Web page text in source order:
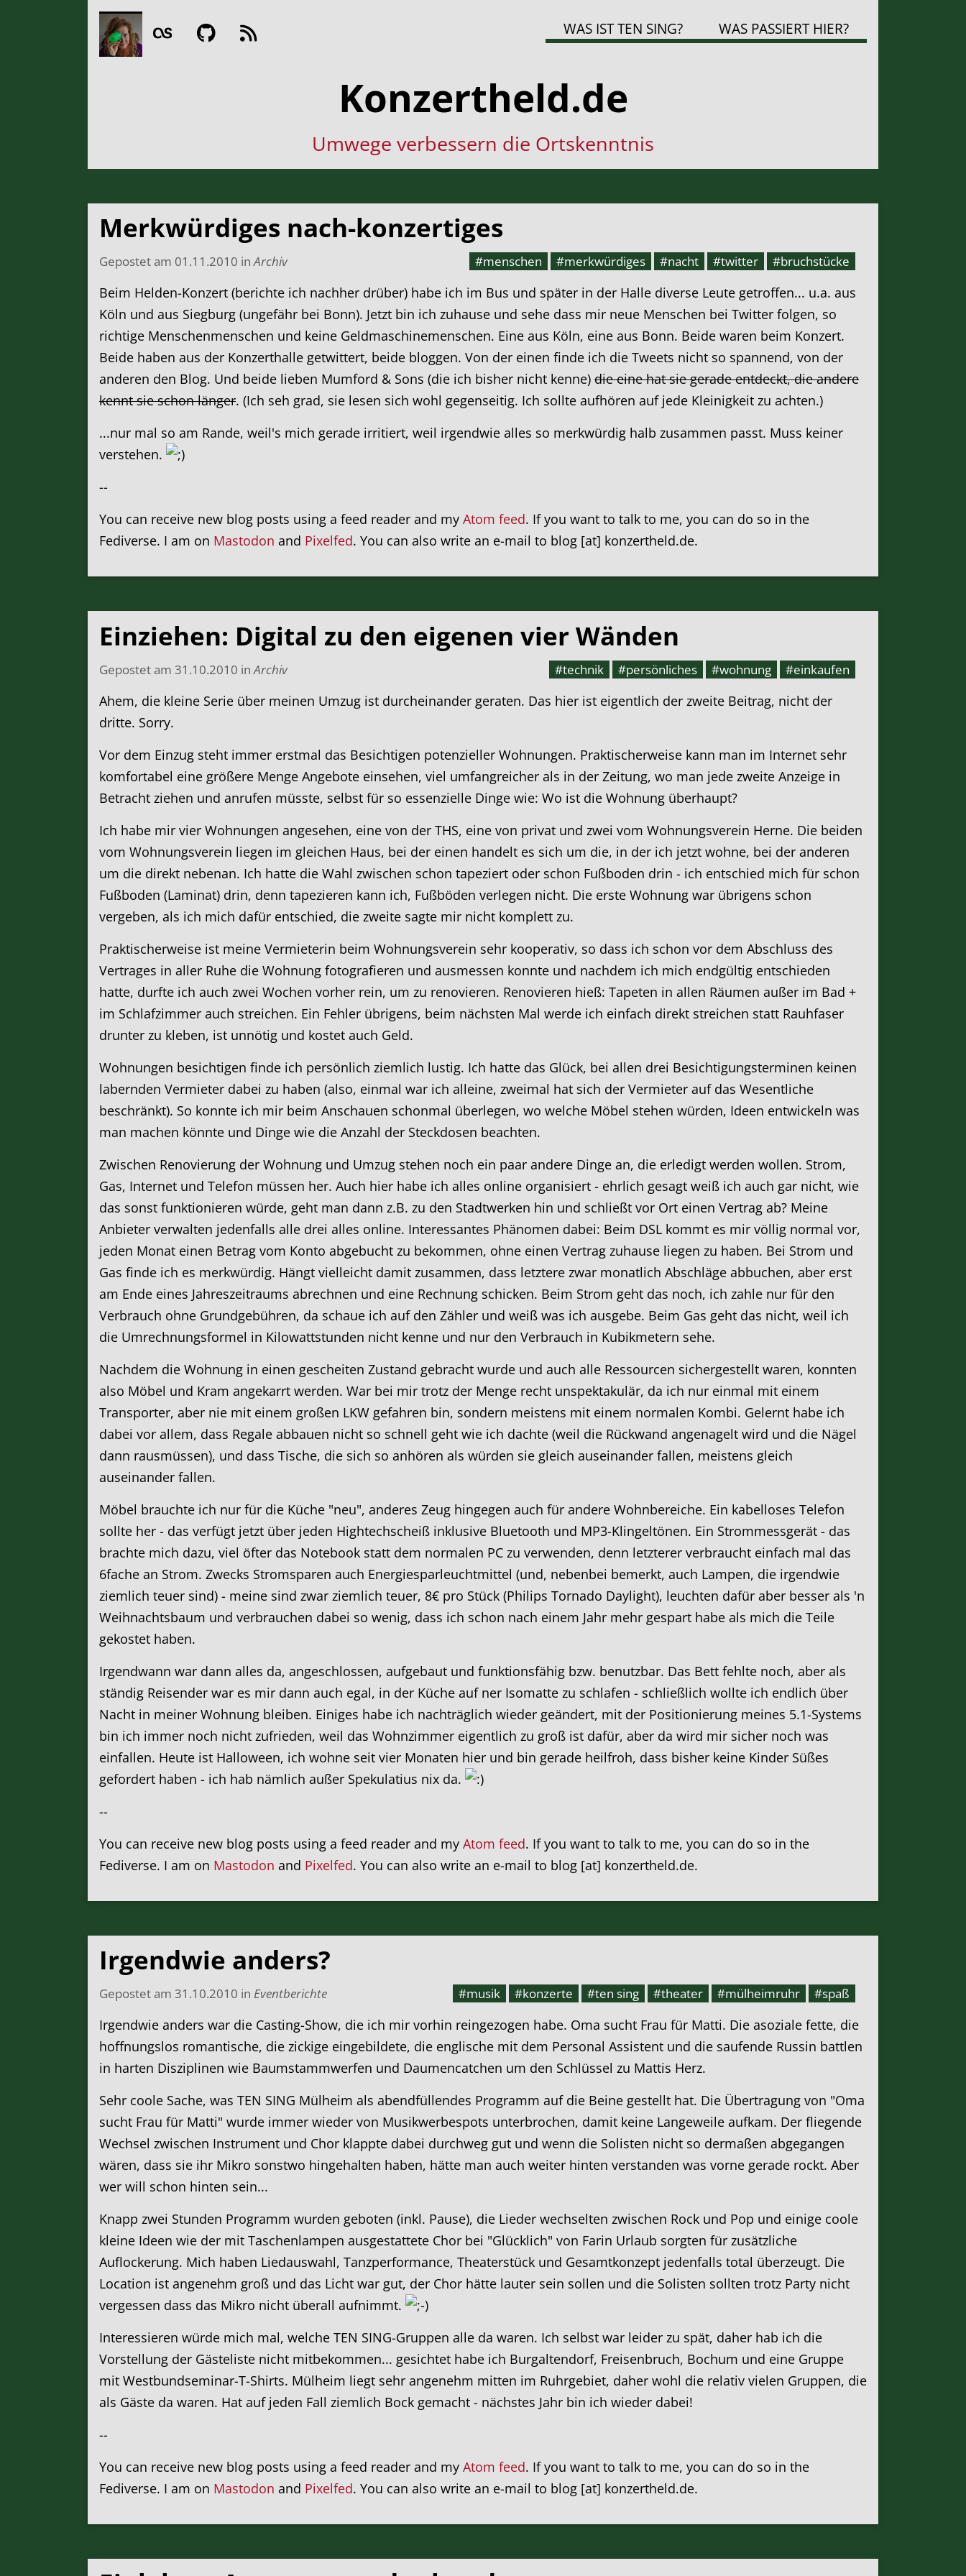
WAS IST TEN SING? WAS PASSIERT HIER?
Konzertheld.de
Umwege verbessern die Ortskenntnis
Merkwürdiges nach-konzertiges
Gepostet am 01.11.2010 inArchiv #menschen #merkwürdiges #nacht #twitter
#bruchstücke
Beim Helden-Konzert (berichte ich nachher drüber) habe ich im Bus und später in der Halle diverse Leute getroffen... u.a. aus
Köln und aus Siegburg (ungefähr bei Bonn). Jetzt bin ich zuhause und sehe dass mir neue Menschen bei Twitter folgen, so
richtige Menschenmenschen und keine Geldmaschinemenschen. Eine aus Köln, eine aus Bonn. Beide waren beim Konzert.
Beide haben aus der Konzerthalle getwittert, beide bloggen. Von der einen finde ich die Tweets nicht so spannend, von der
anderen den Blog. Und beide lieben Mumford & Sons (die ich bisher nicht kenne) die eine hat sie gerade entdeckt, die andere
kennt sie schon länger. (Ich seh grad, sie lesen sich wohl gegenseitig. Ich sollte aufhören auf jede Kleinigkeit zu achten.)
...nur mal so am Rande, weil's mich gerade irritiert, weil irgendwie alles so merkwürdig halb zusammen passt. Muss keiner
verstehen.
--
You can receive new blog posts using a feed reader and my Atom feed. If you want to talk to me, you can do so in the
Fediverse. I am on Mastodon and Pixelfed. You can also write an e-mail to blog [at] konzertheld.de.
Einziehen: Digital zu den eigenen vier Wänden
Gepostet am 31.10.2010 in Archiv #technik #persönliches #wohnung
#einkaufen
Ahem, die kleine Serie über meinen Umzug ist durcheinander geraten. Das hier ist eigentlich der zweite Beitrag, nicht der
dritte. Sorry.
Vor dem Einzug steht immer erstmal das Besichtigen potenzieller Wohnungen. Praktischerweise kann man im Internet sehr
komfortabel eine größere Menge Angebote einsehen, viel umfangreicher als in der Zeitung, wo man jede zweite Anzeige in
Betracht ziehen und anrufen müsste, selbst für so essenzielle Dinge wie: Wo ist die Wohnung überhaupt?
Ich habe mir vier Wohnungen angesehen, eine von der THS, eine von privat und zwei vom Wohnungsverein Herne. Die beiden
vom Wohnungsverein liegen im gleichen Haus, bei der einen handelt es sich um die, in der ich jetzt wohne, bei der anderen
um die direkt nebenan. Ich hatte die Wahl zwischen schon tapeziert oder schon Fußboden drin - ich entschied mich für schon
Fußboden (Laminat) drin, denn tapezieren kann ich, Fußböden verlegen nicht. Die erste Wohnung war übrigens schon
vergeben, als ich mich dafür entschied, die zweite sagte mir nicht komplett zu.
Praktischerweise ist meine Vermieterin beim Wohnungsverein sehr kooperativ, so dass ich schon vor dem Abschluss des
Vertrages in aller Ruhe die Wohnung fotografieren und ausmessen konnte und nachdem ich mich endgültig entschieden
hatte, durfte ich auch zwei Wochen vorher rein, um zu renovieren. Renovieren hieß: Tapeten in allen Räumen außer im Bad +
im Schlafzimmer auch streichen. Ein Fehler übrigens, beim nächsten Mal werde ich einfach direkt streichen statt Rauhfaser
drunter zu kleben, ist unnötig und kostet auch Geld.
Wohnungen besichtigen finde ich persönlich ziemlich lustig. Ich hatte das Glück, bei allen drei Besichtigungsterminen keinen
labernden Vermieter dabei zu haben (also, einmal war ich alleine, zweimal hat sich der Vermieter auf das Wesentliche
beschränkt). So konnte ich mir beim Anschauen schonmal überlegen, wo welche Möbel stehen würden, Ideen entwickeln was
man machen könnte und Dinge wie die Anzahl der Steckdosen beachten.
Zwischen Renovierung der Wohnung und Umzug stehen noch ein paar andere Dinge an, die erledigt werden wollen. Strom,
Gas, Internet und Telefon müssen her. Auch hier habe ich alles online organisiert - ehrlich gesagt weiß ich auch gar nicht, wie
das sonst funktionieren würde, geht man dann z.B. zu den Stadtwerken hin und schließt vor Ort einen Vertrag ab? Meine
Anbieter verwalten jedenfalls alle drei alles online. Interessantes Phänomen dabei: Beim DSL kommt es mir völlig normal vor,
jeden Monat einen Betrag vom Konto abgebucht zu bekommen, ohne einen Vertrag zuhause liegen zu haben. Bei Strom und
Gas finde ich es merkwürdig. Hängt vielleicht damit zusammen, dass letztere zwar monatlich Abschläge abbuchen, aber erst
am Ende eines Jahreszeitraums abrechnen und eine Rechnung schicken. Beim Strom geht das noch, ich zahle nur für den
Verbrauch ohne Grundgebühren, da schaue ich auf den Zähler und weiß was ich ausgebe. Beim Gas geht das nicht, weil ich
die Umrechnungsformel in Kilowattstunden nicht kenne und nur den Verbrauch in Kubikmetern sehe.
Nachdem die Wohnung in einen gescheiten Zustand gebracht wurde und auch alle Ressourcen sichergestellt waren, konnten
also Möbel und Kram angekarrt werden. War bei mir trotz der Menge recht unspektakulär, da ich nur einmal mit einem
Transporter, aber nie mit einem großen LKW gefahren bin, sondern meistens mit einem normalen Kombi. Gelernt habe ich
dabei vor allem, dass Regale abbauen nicht so schnell geht wie ich dachte (weil die Rückwand angenagelt wird und die Nägel
dann rausmüssen), und dass Tische, die sich so anhören als würden sie gleich auseinander fallen, meistens gleich
auseinander fallen.
Möbel brauchte ich nur für die Küche "neu", anderes Zeug hingegen auch für andere Wohnbereiche. Ein kabelloses Telefon
sollte her - das verfügt jetzt über jeden Hightechscheiß inklusive Bluetooth und MP3-Klingeltönen. Ein Strommessgerät - das
brachte mich dazu, viel öfter das Notebook statt dem normalen PC zu verwenden, denn letzterer verbraucht einfach mal das
6fache an Strom. Zwecks Stromsparen auch Energiesparleuchtmittel (und, nebenbei bemerkt, auch Lampen, die irgendwie
ziemlich teuer sind) - meine sind zwar ziemlich teuer, 8€ pro Stück (Philips Tornado Daylight), leuchten dafür aber besser als 'n
Weihnachtsbaum und verbrauchen dabei so wenig, dass ich schon nach einem Jahr mehr gespart habe als mich die Teile
gekostet haben.
Irgendwann war dann alles da, angeschlossen, aufgebaut und funktionsfähig bzw. benutzbar. Das Bett fehlte noch, aber als
ständig Reisender war es mir dann auch egal, in der Küche auf ner Isomatte zu schlafen - schließlich wollte ich endlich über
Nacht in meiner Wohnung bleiben. Einiges habe ich nachträglich wieder geändert, mit der Positionierung meines 5.1-Systems
bin ich immer noch nicht zufrieden, weil das Wohnzimmer eigentlich zu groß ist dafür, aber da wird mir sicher noch was
einfallen. Heute ist Halloween, ich wohne seit vier Monaten hier und bin gerade heilfroh, dass bisher keine Kinder Süßes
gefordert haben - ich hab nämlich außer Spekulatius nix da.
--
You can receive new blog posts using a feed reader and my Atom feed. If you want to talk to me, you can do so in the
Fediverse. I am on Mastodon and Pixelfed. You can also write an e-mail to blog [at] konzertheld.de.
Irgendwie anders?
Gepostet am 31.10.2010 in Eventberichte #musik #konzerte #ten sing #theater #mülheimruhr
#spaß
Irgendwie anders war die Casting-Show, die ich mir vorhin reingezogen habe. Oma sucht Frau für Matti. Die asoziale fette, die
hoffnungslos romantische, die zickige eingebildete, die englische mit dem Personal Assistent und die saufende Russin battlen
in harten Disziplinen wie Baumstammwerfen und Daumencatchen um den Schlüssel zu Mattis Herz.
Sehr coole Sache, was TEN SING Mülheim als abendfüllendes Programm auf die Beine gestellt hat. Die Übertragung von "Oma
sucht Frau für Matti" wurde immer wieder von Musikwerbespots unterbrochen, damit keine Langeweile aufkam. Der fliegende
Wechsel zwischen Instrument und Chor klappte dabei durchweg gut und wenn die Solisten nicht so dermaßen abgegangen
wären, dass sie ihr Mikro sonstwo hingehalten haben, hätte man auch weiter hinten verstanden was vorne gerade rockt. Aber
wer will schon hinten sein...
Knapp zwei Stunden Programm wurden geboten (inkl. Pause), die Lieder wechselten zwischen Rock und Pop und einige coole
kleine Ideen wie der mit Taschenlampen ausgestattete Chor bei "Glücklich" von Farin Urlaub sorgten für zusätzliche
Auflockerung. Mich haben Liedauswahl, Tanzperformance, Theaterstück und Gesamtkonzept jedenfalls total überzeugt. Die
Location ist angenehm groß und das Licht war gut, der Chor hätte lauter sein sollen und die Solisten sollten trotz Party nicht
vergessen dass das Mikro nicht überall aufnimmt.
Interessieren würde mich mal, welche TEN SING-Gruppen alle da waren. Ich selbst war leider zu spät, daher hab ich die
Vorstellung der Gästeliste nicht mitbekommen... gesichtet habe ich Burgaltendorf, Freisenbruch, Bochum und eine Gruppe
mit Westbundseminar-T-Shirts. Mülheim liegt sehr angenehm mitten im Ruhrgebiet, daher wohl die relativ vielen Gruppen, die
als Gäste da waren. Hat auf jeden Fall ziemlich Bock gemacht - nächstes Jahr bin ich wieder dabei!
--
You can receive new blog posts using a feed reader and my Atom feed. If you want to talk to me, you can do so in the
Fediverse. I am on Mastodon and Pixelfed. You can also write an e-mail to blog [at] konzertheld.de.